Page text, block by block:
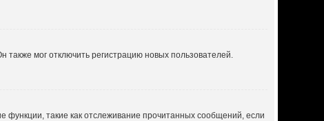
мог отключить регистрацию новых пользователей.
такие как отслеживание прочитанных сообщений, если